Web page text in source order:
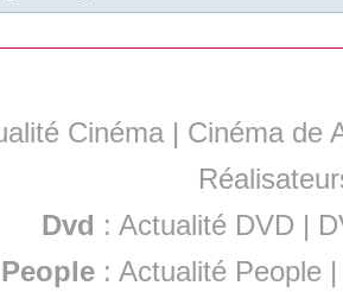
Cinéma | Cinéma de
Dvd : Actualité DVD |
People :Actualité People